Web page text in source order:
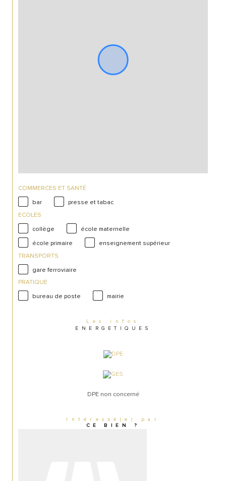
COMMERCES ET SANTÉ
bar
presse et tabac
ECOLES
collège
école maternelle
école primaire
enseignement supérieur
TRANSPORTS
gare ferroviaire
PRATIQUE
bureau de poste
mairie
Les infos
ENERGETIQUES
DPE non concerné
Intéressé(e) par
CE BIEN ?